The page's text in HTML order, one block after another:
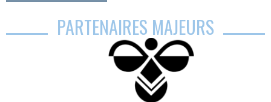
PARTENAIRES MAJEURS